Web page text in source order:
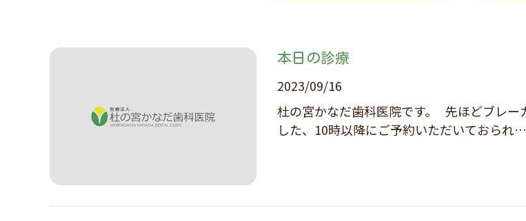
本日の診療
2023/09/16
杜の宮かなだ歯科医院です。 先ほどブレーカーが復旧し診療可能となりま
した、10時以降にご予約いただいておられ…